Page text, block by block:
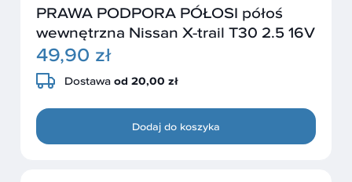
PRAWA PODPORA PÓŁOSI półoś
wewnętrzna Nissan X-trail T30 2.5 16V
49,90 zł
Dostawa od 20,00 zł
Dodaj do koszyka